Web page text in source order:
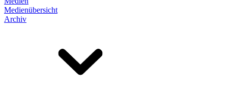
Medienübersicht
Archiv